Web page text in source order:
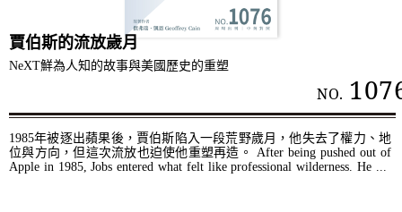
賈伯斯的流放歲月
NeXT鮮為人知的故事與美國歷史的重塑
NO.
1985年被逐出蘋果後，賈伯斯陷入一段荒野歲月，他失去了權力、地
位與方向，但這次流放也迫使他重塑再造。 After being pushed out of
Apple in 1985, Jobs entered what felt like professional wilderness. He ...